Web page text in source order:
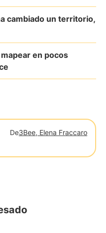
cambiado un territorio,
en pocos
De3Bee, Elena Fraccaro